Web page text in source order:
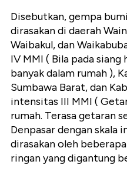
Disebutkan, gempa
dirasakan di daerah
Waibakul, dan
IV MMI ( Bila pada
banyak dalam rumah ),
Sumbawa Barat, dan
intensitas III MMI (
rumah. Terasa getaran
Denpasar dengan skala
dirasakan oleh
ringan yang digantung